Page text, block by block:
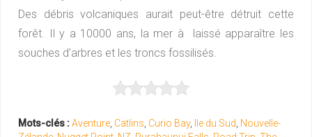
Des débris volcaniques aurait peut-être détruit cette
forêt. Il y a 10000 ans, la mer à laissé apparaître les
souches d’arbres et les troncs fossilisés.
Mots-clés :Aventure Catlins Curio Bay, Ile du Sud Nouvelle-